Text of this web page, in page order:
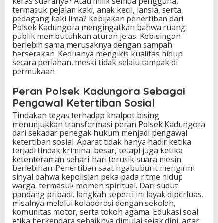
termasuk pejalan kaki, anak kecil, lansia, serta
pedagang kaki lima? Kebijakan penertiban dari
Polsek Kadungora mengingatkan bahwa ruang
publik membutuhkan aturan jelas. Kebisingan
berlebih sama merusaknya dengan sampah
berserakan. Keduanya mengikis kualitas hidup
secara perlahan, meski tidak selalu tampak di
permukaan.
Peran Polsek Kadungora Sebagai
Pengawal Ketertiban Sosial
Tindakan tegas terhadap knalpot bising
menunjukkan transformasi peran Polsek Kadungora
dari sekadar penegak hukum menjadi pengawal
ketertiban sosial. Aparat tidak hanya hadir ketika
terjadi tindak kriminal besar, tetapi juga ketika
ketenteraman sehari-hari terusik suara mesin
berlebihan. Penertiban saat ngabuburit mengirim
sinyal bahwa kepolisian peka pada ritme hidup
warga, termasuk momen spiritual. Dari sudut
pandang pribadi, langkah seperti ini layak diperluas,
misalnya melalui kolaborasi dengan sekolah,
komunitas motor, serta tokoh agama. Edukasi soal
etika berkendara sebaiknya dimulai sejak dini, agar